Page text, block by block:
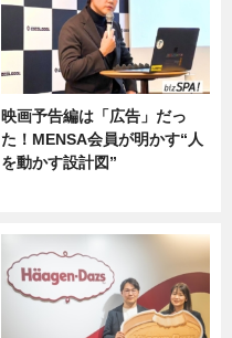
映画予告編は「広告」だっ
た！MENSA会員が明かす“人
を動かす設計図”